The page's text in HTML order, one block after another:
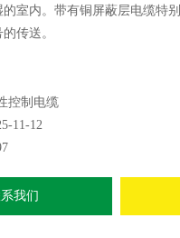
室内。带有铜屏蔽层电缆特
传送。
控制电缆
11-12
我们